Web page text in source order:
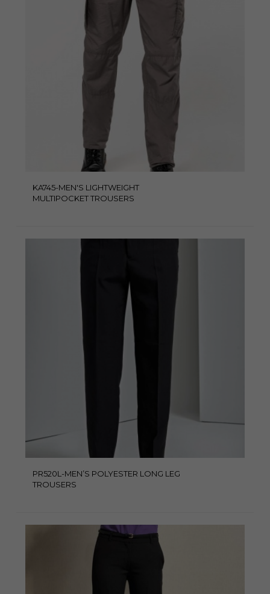
KA745-MEN'S LIGHTWEIGHT
MULTIPOCKET TROUSERS
PR520L-MEN’S POLYESTER LONG LEG
TROUSERS